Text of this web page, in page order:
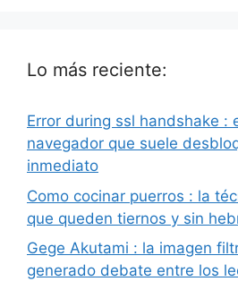
Lo más reciente:
Error during ssl handshake :
navegador que suele
inmediato
Como cocinar puerros : la
que queden tiernos y sin
Gege Akutami : la imagen
generado debate entre los